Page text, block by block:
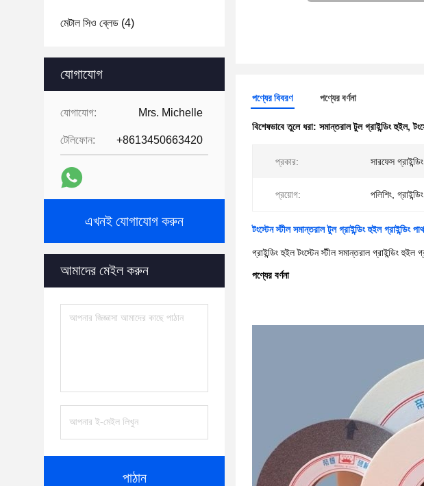
মেটাল সিও ব্লেড (4)
যোগাযোগ
যোগাযোগ: Mrs. Michelle
টেলিফোন: +8613450663420
এখনই যোগাযোগ করুন
আমাদের মেইল করুন
পাঠান
পণ্যের বিবরণ পণ্যের বর্ণনা
বিশেষভাবে তুলে ধরা: সমান্তরাল টুল গ্রাইন্ডিং হুইল,
প্রকার: সারফেস
প্রয়োগ: পলিশিং,
টংস্টেন স্টীল সমান্তরাল টুল গ্রাইন্ডিং হুইল গ্রাইন্ডিং
গ্রাইন্ডিং হুইল টংস্টেন স্টীল সমান্তরাল গ্রাইন্ডিং হুইল
পণ্যের বর্ণনা